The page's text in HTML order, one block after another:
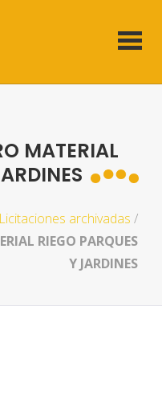
MATERIAL
Licitaciones archivadas /
RIEGO PARQUES
Y JARDINES